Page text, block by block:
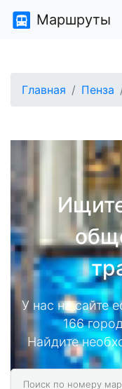
Маршруты
Главная Пенза
У нас на сайте
166
Найдите